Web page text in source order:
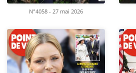
N°4058 - 27 mai 2026